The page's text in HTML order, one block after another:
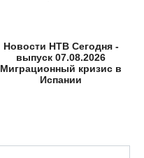
Новости НТВ Сегодня -
выпуск 07.08.2026
Миграционный кризис в
Испании